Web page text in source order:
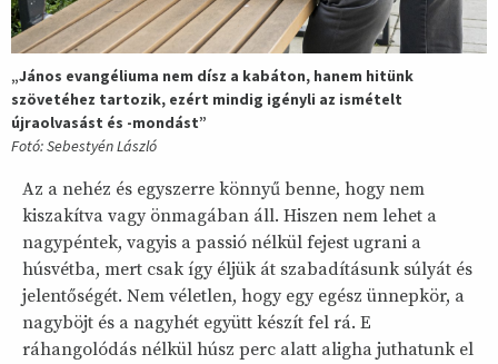
„János evangéliuma nem dísz a kabáton, hanem hitünk
szövetéhez tartozik, ezért mindig igényli az ismételt
újraolvasást és -mondást”
Fotó: Sebestyén László
Az a nehéz és egyszerre könnyű benne, hogy nem
kiszakítva vagy önmagában áll. Hiszen nem lehet a
nagypéntek, vagyis a passió nélkül fejest ugrani a
húsvétba, mert csak így éljük át szabadításunk súlyát és
jelentőségét. Nem véletlen, hogy egy egész ünnepkör, a
nagyböjt és a nagyhét együtt készít fel rá. E
ráhangolódás nélkül húsz perc alatt aligha juthatunk el